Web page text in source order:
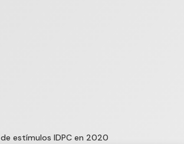
estímulos IDPC en 2020